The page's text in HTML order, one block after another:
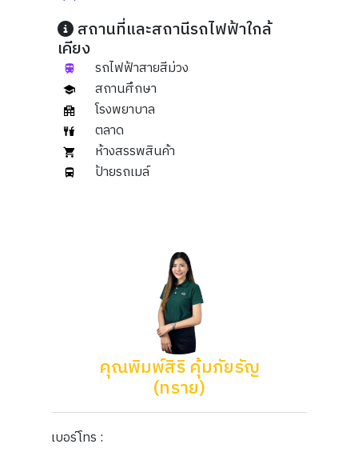
สถานที่และสถานีรถไฟฟ้าใกล้
เคียง
รถไฟฟ้าสายสีม่วง
สถานศึกษา
โรงพยาบาล
ตลาด
ห้างสรรพสินค้า
ป้ายรถเมล์
คุณพิมพ์สิริ คุ้มภัยรัญ
(ทราย)
เบอร์โทร :